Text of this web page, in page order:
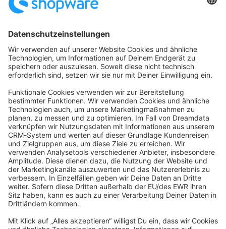
Angetrieben vonDiscourse, beste Erfahrung mit aktiviertem
community@shopware.com
Company
Press
Jobs
Newsletter